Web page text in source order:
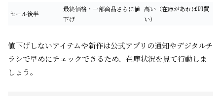
セール後半
最終価格・一部商品さらに値
下げ
高い（在庫があれば即買
い）
値下げしないアイテムや新作は公式アプリの通知やデジタルチ
ラシで早めにチェックできるため、在庫状況を見て行動しま
しょう。